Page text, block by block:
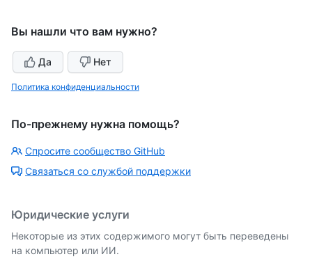
Вы нашли что вам нужно?
Да Нет
Политика конфиденциальности
По-прежнему нужна помощь?
Спросите сообщество GitHub
Связаться со службой поддержки
Юридические услуги
Некоторые из этих содержимого могут быть переведены
на компьютер или ИИ.